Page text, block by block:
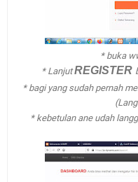
* buka
* LanjutREGISTER
* bagi yang sudah pernah
* kebetulan ane udah